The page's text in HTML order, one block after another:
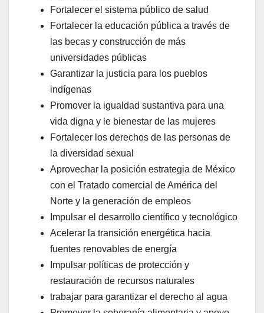
Fortalecer el sistema público de salud
Fortalecer la educación pública a través de
las becas y construcción de más
universidades públicas
Garantizar la justicia para los pueblos
indígenas
Promover la igualdad sustantiva para una
vida digna y le bienestar de las mujeres
Fortalecer los derechos de las personas de
la diversidad sexual
Aprovechar la posición estrategia de México
con el Tratado comercial de América del
Norte y la generación de empleos
Impulsar el desarrollo científico y tecnológico
Acelerar la transición energética hacia
fuentes renovables de energía
Impulsar políticas de protección y
restauración de recursos naturales
trabajar para garantizar el derecho al agua